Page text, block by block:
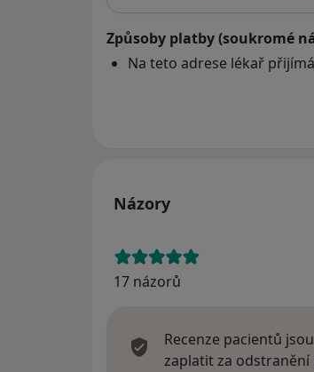
Způsoby platby (soukromé
Na teto adrese lékař
Názory
17 názorů
Recenze pacientů
zaplatit za odstranění